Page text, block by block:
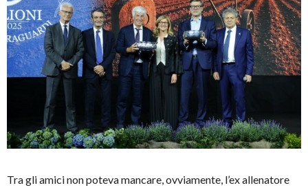
Tra gli amici non poteva mancare, ovviamente, l’ex allenatore